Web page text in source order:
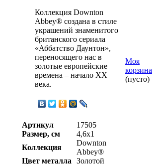
Коллекция Downton
Abbey® создана в стиле
украшений знаменитого
британского сериала
«Аббатство Даунтон»,
переносящего нас в
золотые европейские
времена – начало ХХ
века.
Артикул
17505
Размер, см
4,6х1
Коллекция
Downton
Abbey®
Цвет металла
Золотой
Моя
корзина
(пусто)